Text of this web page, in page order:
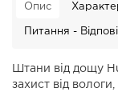
Опис
Питання -
Штани від дощу
захист від